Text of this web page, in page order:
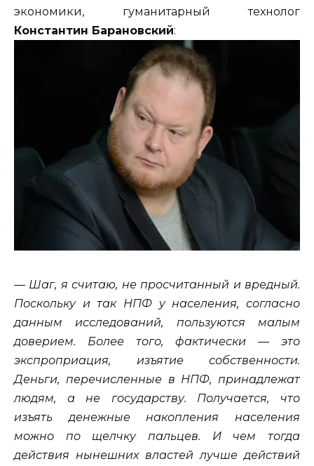
экономики, гуманитарный технолог
Константин Барановский:
— Шаг, я считаю, не просчитанный и вредный.
Поскольку и так НПФ у населения, согласно
данным исследований, пользуются малым
доверием. Более того, фактически — это
экспроприация, изъятие собственности.
Деньги, перечисленные в НПФ, принадлежат
людям, а не государству. Получается, что
изъять денежные накопления населения
можно по щелчку пальцев. И чем тогда
действия нынешних властей лучше действий